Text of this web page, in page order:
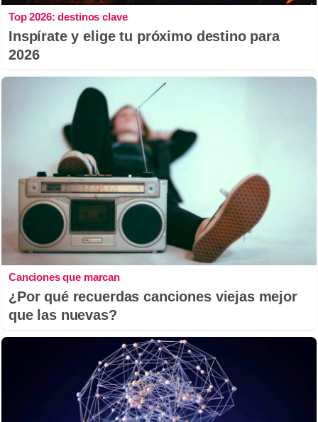
Top 2026: destinos clave
Inspírate y elige tu próximo destino para
2026
Canciones que marcan
¿Por qué recuerdas canciones viejas mejor
que las nuevas?